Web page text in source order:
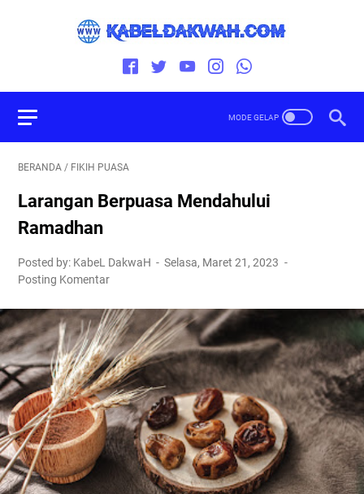
BERANDA / FIKIH PUASA
Larangan Berpuasa Mendahului
Ramadhan
Posted by: KabeL DakwaH
Selasa, Maret 21, 2023
Posting Komentar